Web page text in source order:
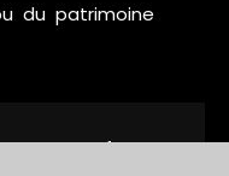
du patrimoine
toutes ses facettes !